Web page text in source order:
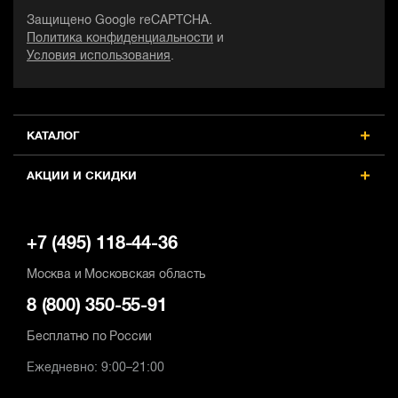
Тип двигателя
щеточный
Тип двигателя
щеточный
КАТАЛОГ
АКЦИИ И СКИДКИ
Защищено Google reCAPTCHA.
Политика конфиденциальности и
Условия использования.
+7 (495) 118-44-36
Москва и Московская область
8 (800) 350-55-91
Бесплатно по России
Ежедневно: 9:00–21:00